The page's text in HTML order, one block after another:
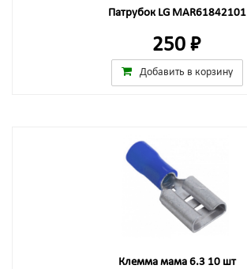
Патрубок LG MAR61842101
250 ₽
Добавить в корзину
Клемма мама 6.3 10 шт